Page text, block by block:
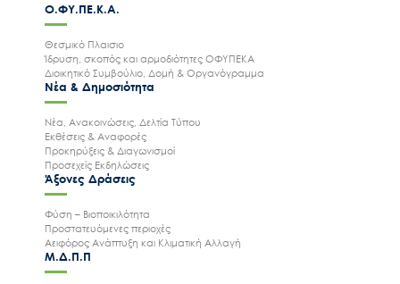
Ο.ΦΥ.ΠΕ.Κ.Α.
Θεσμικό Πλαισιο
Ίδρυση, σκοπός και αρμοδιότητες ΟΦΥΠΕΚΑ
Διοικητικό Συμβούλιο, Δομή & Οργανόγραμμα
Νέα & Δημοσιότητα
Νέα, Ανακοινώσεις, Δελτία Τύπου
Εκθέσεις & Αναφορές
Προκηρύξεις & Διαγωνισμοί
Προσεχείς Εκδηλώσεις
Άξονες Δράσεις
Φύση – Βιοποικιλότητα
Προστατευόμενες περιοχές
Αειφόρος Ανάπτυξη και Κλιματική Αλλαγή
Μ.Δ.Π.Π